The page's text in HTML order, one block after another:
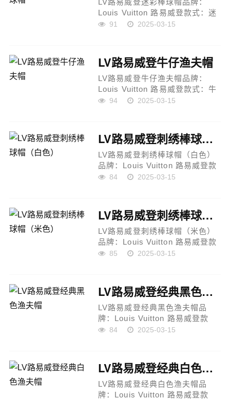
LV路易威登迷彩棒球帽品牌：
Louis Vuitton 路易威登款式：迷
彩棒球帽颜色：迷彩材质：原版
完美还原迷彩图案设计，时尚前
卫，极具个...
91 2025-03-15
LV路易威登牛仔渔夫帽
LV路易威登牛仔渔夫帽品牌：
Louis Vuitton 路易威登款式：牛
仔渔夫帽颜色：牛仔蓝材质：高
艺，细节考究升级洗水牛仔工
艺，打造复古...
94 2025-03-15
LV路易威登刺绣棒球帽（白色）
LV路易威登刺绣棒球帽（白色）
品牌：Louis Vuitton 路易威登款
式：刺绣棒球帽颜色：白色材
湛，品质上乘LV经典刺绣设计，
低调奢华，彰显...
84 2025-03-15
LV路易威登刺绣棒球帽（米色）
LV路易威登刺绣棒球帽（米色）
品牌：Louis Vuitton 路易威登款
式：刺绣棒球帽颜色：米色材
湛，品质上乘LV经典刺绣设计，
低调奢华，彰显...
85 2025-03-15
LV路易威登经典黑色渔夫帽
LV路易威登经典黑色渔夫帽品
牌：Louis Vuitton 路易威登款
式：经典渔夫帽颜色：黑色材
制，工艺精湛，品质上乘经典黑
色，百搭耐看，低...
84 2025-03-15
LV路易威登经典白色渔夫帽
LV路易威登经典白色渔夫帽品
牌：Louis Vuitton 路易威登款